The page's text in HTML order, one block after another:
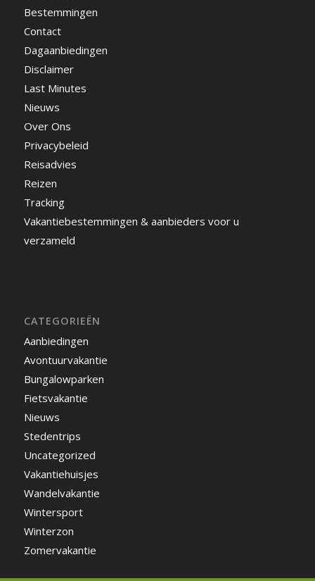
Bestemmingen
Contact
Dagaanbiedingen
Disclaimer
Last Minutes
Nieuws
Over Ons
Privacybeleid
Reisadvies
Reizen
Tracking
Vakantiebestemmingen & aanbieders voor u
verzameld
CATEGORIEËN
Aanbiedingen
Avontuurvakantie
Bungalowparken
Fietsvakantie
Nieuws
Stedentrips
Uncategorized
Vakantiehuisjes
Wandelvakantie
Wintersport
Winterzon
Zomervakantie